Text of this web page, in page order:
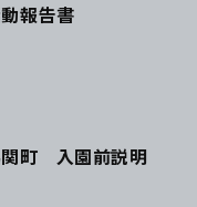
報告書
町 入園前説明